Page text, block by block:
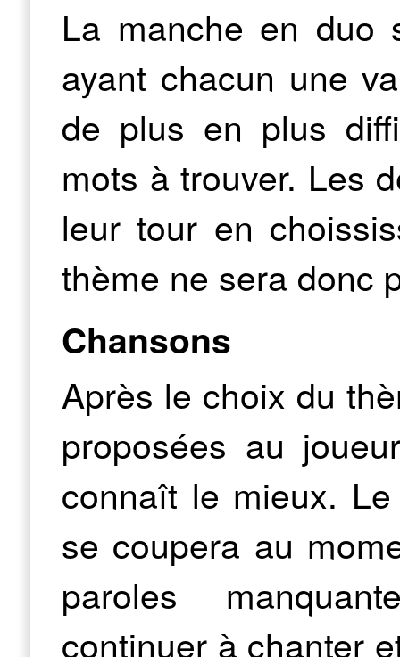
La manche en duo
ayant chacun une
de plus en plus
mots à trouver. Les
leur tour en
thème ne sera donc
Chansons
Après le choix du
proposées au
connaît le mieux.
se coupera au
paroles
continuer à chanter